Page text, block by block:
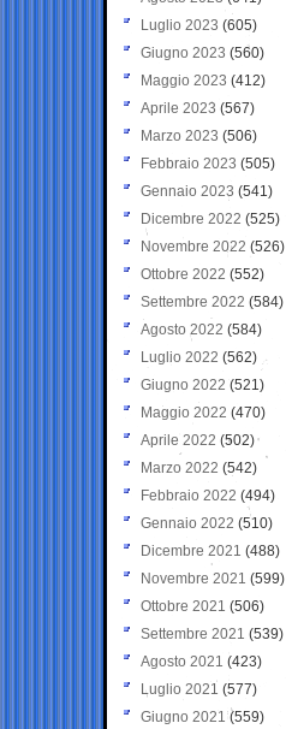
Luglio 2023 (605)
Giugno 2023 (560)
Maggio 2023 (412)
Aprile 2023 (567)
Marzo 2023 (506)
Febbraio 2023 (505)
Gennaio 2023 (541)
Dicembre 2022 (525)
Novembre 2022 (526)
Ottobre 2022 (552)
Settembre 2022 (584)
Agosto 2022 (584)
Luglio 2022 (562)
Giugno 2022 (521)
Maggio 2022 (470)
Aprile 2022 (502)
Marzo 2022 (542)
Febbraio 2022 (494)
Gennaio 2022 (510)
Dicembre 2021 (488)
Novembre 2021 (599)
Ottobre 2021 (506)
Settembre 2021 (539)
Agosto 2021 (423)
Luglio 2021 (577)
Giugno 2021(559)